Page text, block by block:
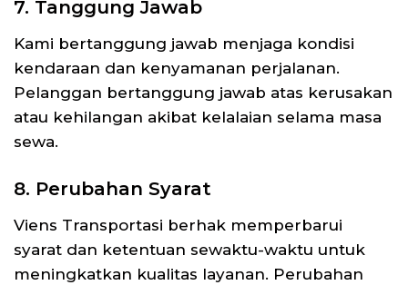
7. Tanggung Jawab
Kami bertanggung jawab menjaga kondisi
kendaraan dan kenyamanan perjalanan.
Pelanggan bertanggung jawab atas kerusakan
atau kehilangan akibat kelalaian selama masa
sewa.
8. Perubahan Syarat
Viens Transportasi berhak memperbarui
syarat dan ketentuan sewaktu-waktu untuk
meningkatkan kualitas layanan. Perubahan